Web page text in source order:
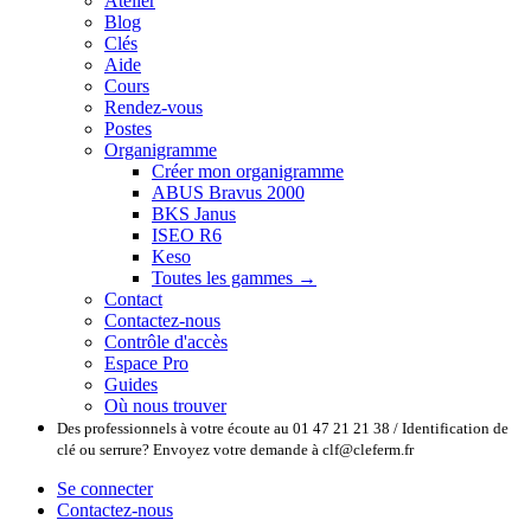
Blog
Clés
Aide
Cours
Rendez-vous
Postes
Organigramme
Créer mon organigramme
ABUS Bravus 2000
BKS Janus
ISEO R6
Keso
Toutes les gammes →
Contact
Contactez-nous
Contrôle d'accès
Espace Pro
Guides
Où nous trouver
Des professionnels à votre écoute au 01 47 21 21 38 / Identification de
clé ou serrure? Envoyez votre demande à clf@cleferm.fr
Se connecter
Contactez-nous